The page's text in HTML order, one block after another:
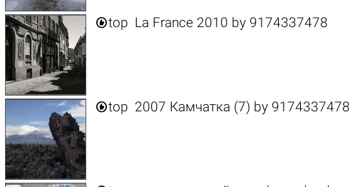
top La France 2010 by 9174337478
top 2007 Камчатка (7) by 9174337478